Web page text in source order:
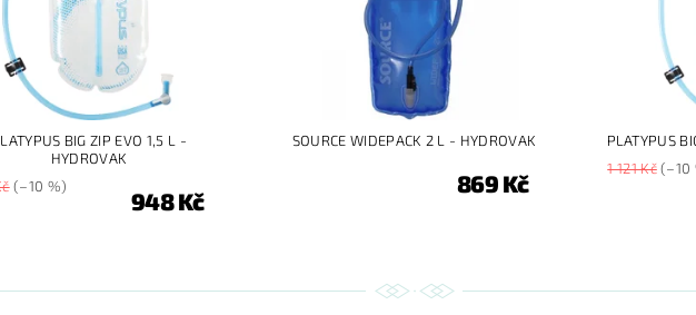
BIG ZIP EVO 1,5 L -
HYDROVAK
(–10 %)
948 Kč
SOURCE WIDEPACK 2 L - HYDROVAK
869 Kč
PLATYPUS
1 121 Kč(–10